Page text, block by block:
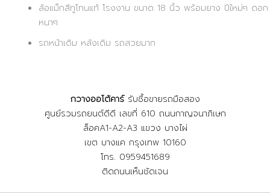
ล้อแม็กสีทูโทนแท้ โรงงาน ขนาด 18 นิ้ว พร้อมยาง ปีใหม่ๆ ดอก
หนาๆ
รถหน้าเดิม หลังเดิม รถสวยมาก
กวางออโต้คาร์รับซื้อขายรถมือสอง
ศูนย์รวมรถยนต์ดีดี เลขที่ 610 ถนนกาญจนาภิเษก
ล็อคA1-A2-A3 แขวง บางไผ่
เขต บางแค กรุงเทพ 10160
โทร. 0959451689
ติดถนนเห็นชัดเจน